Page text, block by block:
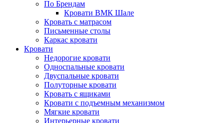
По Брендам
Кровати ВМК Шале
Кровать с матрасом
Письменные столы
Каркас кровати
Кровати
Недорогие кровати
Односпальные кровати
Двуспальные кровати
Полуторные кровати
Кровать с ящиками
Кровати с подъемным механизмом
Мягкие кровати
Интерьерные кровати